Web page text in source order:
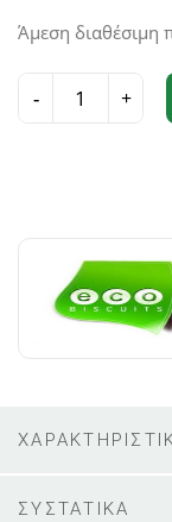
Άμεση διαθέσιμη
ΣΥΣΤΑΤΙΚΑ